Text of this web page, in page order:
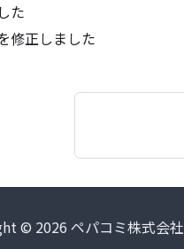
た
修正しました
© 2026 ペパコミ株式会社